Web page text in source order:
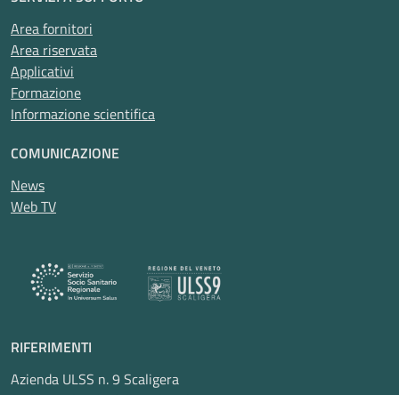
Area fornitori
Area riservata
Applicativi
Formazione
Informazione scientifica
COMUNICAZIONE
News
Web TV
RIFERIMENTI
Azienda ULSS n. 9 Scaligera